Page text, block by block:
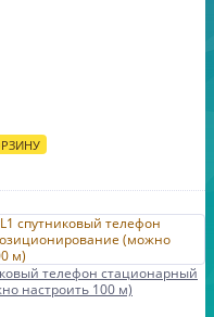
телефон стационарный
настроить 100 м)